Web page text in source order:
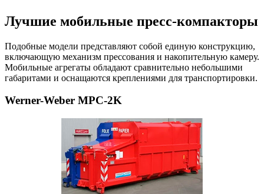
Лучшие мобильные пресс-компакторы
Подобные модели представляют собой единую конструкцию,
включающую механизм прессования и накопительную камеру.
Мобильные агрегаты обладают сравнительно небольшими
габаритами и оснащаются креплениями для транспортировки.
Werner-Weber MPC-2K